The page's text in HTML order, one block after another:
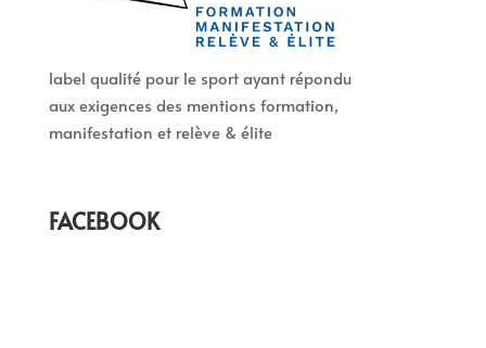
label qualité pour le sport ayant répondu
aux exigences des mentions formation,
manifestation et relève & élite
FACEBOOK